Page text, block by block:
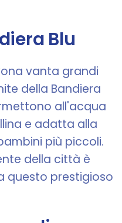
Blu
vanta grandi
della Bandiera
all'acqua
e adatta alla
più piccoli.
della città è
questo prestigioso